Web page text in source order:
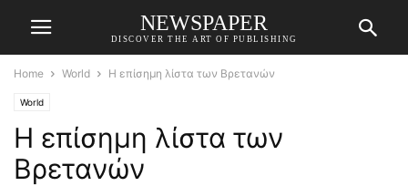
NEWSPAPER
DISCOVER THE ART OF PUBLISHING
Home World Η επίσημη λίστα των Βρετανών
World
Η επίσημη λίστα των
Βρετανών